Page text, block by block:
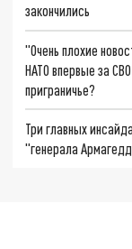
закончились
"Очень плохие
НАТО впервые за
приграничье?
Три главных
"генерала